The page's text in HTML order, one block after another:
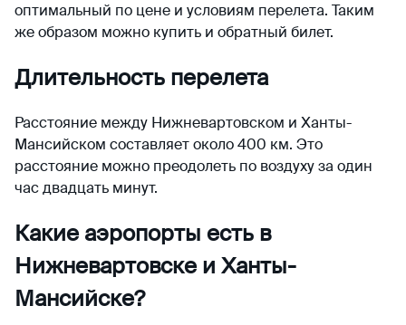
оптимальный по цене и условиям перелета. Таким
же образом можно купить и обратный билет.
Длительность перелета
Расстояние между Нижневартовском и Ханты-
Мансийском составляет около 400 км. Это
расстояние можно преодолеть по воздуху за один
час двадцать минут.
Какие аэропорты есть в
Нижневартовске и Ханты-
Мансийске?